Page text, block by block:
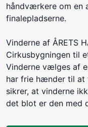
håndværkere om en
finalepladserne.
Vinderne af ÅRETS
Cirkusbygningen til
Vinderne vælges af
har frie hænder til at
sikrer, at vinderne
det blot er den med